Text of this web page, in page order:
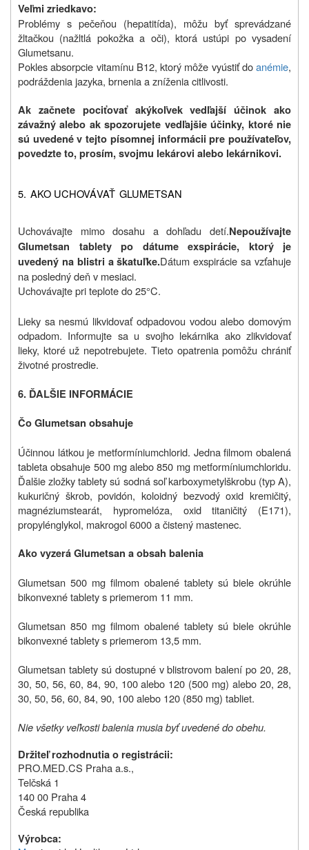
Veľmi zriedkavo:
Problémy s pečeňou (hepatitída), môžu byť sprevádzané
žltačkou (nažltlá pokožka a oči), ktorá ustúpi po vysadení
Glumetsanu.
Pokles absorpcie vitamínu B12, ktorý môže vyústiť doanémie,
podráždenia jazyka, brnenia a zníženia citlivosti.
Ak začnete pociťovať akýkoľvek vedľajší účinok ako
závažný alebo ak spozorujete vedľajšie účinky, ktoré nie
sú uvedené v tejto písomnej informácii pre používateľov,
povedzte to, prosím, svojmu lekárovi alebo lekárnikovi.
5. AKO UCHOVÁVAŤ GLUMETSAN
Uchovávajte mimo dosahu a dohľadu detí.Nepoužívajte
Glumetsan tablety po dátume exspirácie, ktorý je
uvedený na blistri a škatuľke.Dátum exspirácie sa vzťahuje
na posledný deň v mesiaci.
Uchovávajte pri teplote do 25°C.
Lieky sa nesmú likvidovať odpadovou vodou alebo domovým
odpadom. Informujte sa u svojho lekárnika ako zlikvidovať
lieky, ktoré už nepotrebujete. Tieto opatrenia pomôžu chrániť
životné prostredie.
6. ĎALŠIE INFORMÁCIE
Čo Glumetsan obsahuje
Účinnou látkou je metformíniumchlorid. Jedna filmom obalená
tableta obsahuje 500 mg alebo 850 mg metformíniumchloridu.
Ďalšie zložky tablety sú sodná soľ karboxymetylškrobu (typ A),
kukuričný škrob, povidón, koloidný bezvodý oxid kremičitý,
magnéziumstearát, hypromelóza, oxid titaničitý (E171),
propylénglykol, makrogol 6000 a čistený mastenec.
Ako vyzerá Glumetsan a obsah balenia
Glumetsan 500 mg filmom obalené tablety sú biele okrúhle
bikonvexné tablety s priemerom 11 mm.
Glumetsan 850 mg filmom obalené tablety sú biele okrúhle
bikonvexné tablety s priemerom 13,5 mm.
Glumetsan tablety sú dostupné v blistrovom balení po 20, 28,
30, 50, 56, 60, 84, 90, 100 alebo 120 (500 mg) alebo 20, 28,
30, 50, 56, 60, 84, 90, 100 alebo 120 (850 mg) tabliet.
Nie všetky veľkosti balenia musia byť uvedené do obehu.
Držiteľ rozhodnutia o registrácii:
PRO.MED.CS Praha a.s.,
Telčská 1
140 00 Praha 4
Česká republika
Výrobca: